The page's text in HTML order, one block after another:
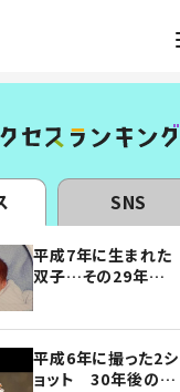
SNS
平成7年に生まれた
双子…その29年後
平成6年に撮った2シ
ョット 30年後の姿